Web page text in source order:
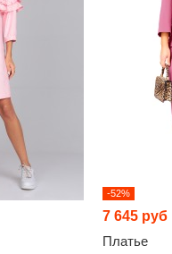
-52%
7 645 руб
Платье